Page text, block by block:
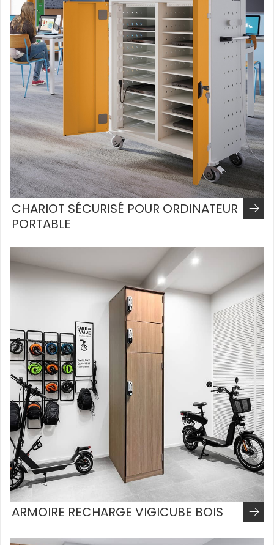
CHARIOT SÉCURISÉ POUR ORDINATEUR
PORTABLE
ARMOIRE RECHARGE VIGICUBE BOIS